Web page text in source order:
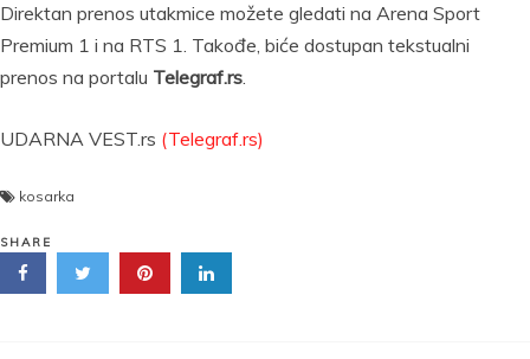
Direktan prenos utakmice možete gledati na Arena Sport
Premium 1 i na RTS 1. Takođe, biće dostupan tekstualni
prenos na portalu Telegraf.rs.
UDARNA VEST.rs (Telegraf.rs)
kosarka
SHARE